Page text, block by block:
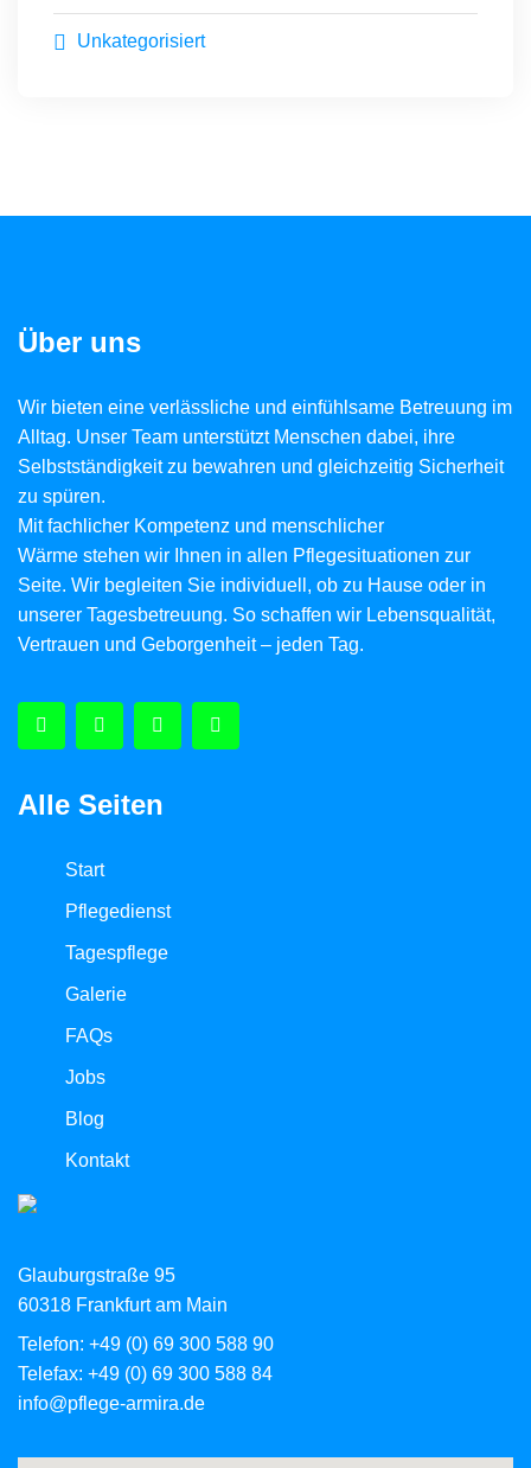
Unkategorisiert
Über uns
Wir bieten eine verlässliche und einfühlsame Betreuung im
Alltag. Unser Team unterstützt Menschen dabei, ihre
Selbstständigkeit zu bewahren und gleichzeitig Sicherheit
zu spüren.
Mit fachlicher Kompetenz und menschlicher
Wärme stehen wir Ihnen in allen Pflegesituationen zur
Seite. Wir begleiten Sie individuell, ob zu Hause oder in
unserer Tagesbetreuung. So schaffen wir Lebensqualität,
Vertrauen und Geborgenheit – jeden Tag.
Alle Seiten
Start
Pflegedienst
Tagespflege
Galerie
FAQs
Jobs
Blog
Kontakt
Glauburgstraße 95
60318 Frankfurt am Main
Telefon: +49 (0) 69 300 588 90
Telefax: +49 (0) 69 300 588 84
info@pflege-armira.de